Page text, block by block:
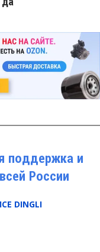
поддержка и
России
DINGLI